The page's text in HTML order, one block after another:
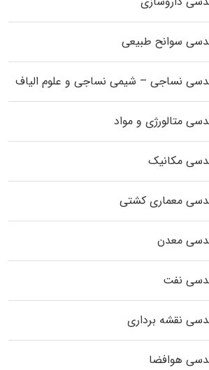
سوانح طبیعی
نساجی – شیمی نساجی و علوم الیاف
متالورژی و مواد
مکانیک
معماری کشتی
معدن
نفت
نقشه برداری
هوافضا